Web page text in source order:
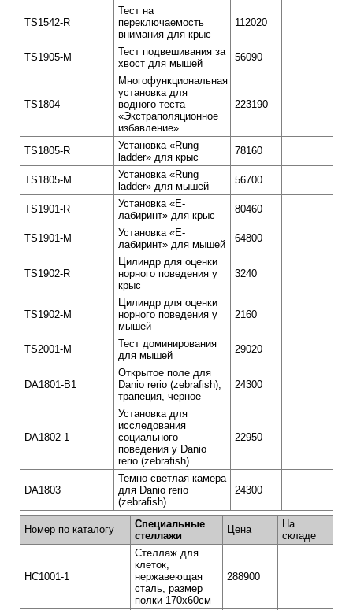
TS1542-R
Тест на
переключаемость
внимания для крыс
112020
TS1905-M
Тест подвешивания за
хвост для мышей
56090
TS1804
Многофункциональная
установка для
водного теста
«Экстраполяционное
избавление»
223190
TS1805-R
Установка «Rung
ladder» для крыс
78160
TS1805-M
Установка «Rung
ladder» для мышей
56700
TS1901-R
Установка «Е-
лабиринт» для крыс
80460
TS1901-M
Установка «Е-
лабиринт» для мышей
64800
TS1902-R
Цилиндр для оценки
норного поведения у
крыс
3240
TS1902-M
Цилиндр для оценки
норного поведения у
мышей
2160
TS2001-M
Тест доминирования
для мышей
29020
DA1801-B1
Открытое поле для
Danio rerio (zebrafish),
трапеция, черное
24300
DA1802-1
Установка для
исследования
социального
поведения у Danio
rerio (zebrafish)
22950
DA1803
Темно-светлая камера
для Danio rerio
(zebrafish)
24300
Номер по каталогу
Специальные
стеллажи
Цена
На
складе
HC1001-1
Стеллаж для
клеток,
нержавеющая
сталь, размер
полки 170х60см
288900